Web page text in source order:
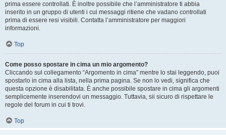
prima essere controllati. È inoltre possibile che l’amministratore ti abbia
inserito in un gruppo di utenti i cui messaggi ritiene che vadano controllati
prima di essere resi visibili. Contatta l’amministratore per maggiori
informazioni.
Top
Come posso spostare in cima un mio argomento?
Cliccando sul collegamento “Argomento in cima” mentre lo stai leggendo, puoi
spostarlo in cima alla lista, nella prima pagina. Se non lo vedi, significa che
questa opzione è disabilitata. È anche possibile spostare in cima gli argomenti
semplicemente inserendovi un messaggio. Tuttavia, sii sicuro di rispettare le
regole del forum in cui ti trovi.
Top